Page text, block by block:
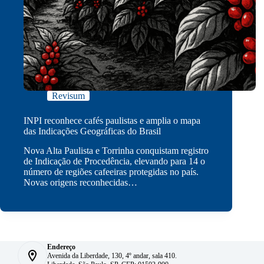
Revisum
INPI reconhece cafés paulistas e amplia o mapa
das Indicações Geográficas do Brasil
Nova Alta Paulista e Torrinha conquistam registro
de Indicação de Procedência, elevando para 14 o
número de regiões cafeeiras protegidas no país.
Novas origens reconhecidas…
Endereço
Avenida da Liberdade, 130, 4º andar, sala 410.